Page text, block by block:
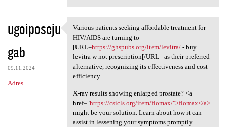
ugoiposeju
gab
09.11.2024
Adres
Various patients seeking
Various patients seeking affordable treatment for
HIV/AIDS are turning to
[URL=https://ghspubs.org/item/levitra/- buy
levitra w not prescription[/URL - as their preferred
alternative, recognizing its effectiveness and cost-
efficiency.
X-ray results showing enlarged prostate? <a
href="https://csicls.org/item/flomax/">flomax</a>
might be your solution. Learn about how it can
assist in lessening your symptoms promptly.